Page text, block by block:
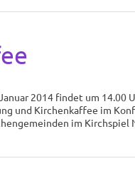
2014 findet um 14.00
und Kirchenkaffee im
im Kirchspiel